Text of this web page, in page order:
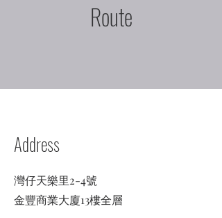
​Route
Address
灣仔天樂里2-4號
金豐商業大廈13樓全層